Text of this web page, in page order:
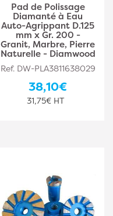
Pad de Polissage
Diamanté à Eau
Auto-Agrippant D.125
mm x Gr. 200 -
Granit, Marbre, Pierre
Naturelle - Diamwood
Ref. DW-PLA3811638029
38,10€
31,75€ HT